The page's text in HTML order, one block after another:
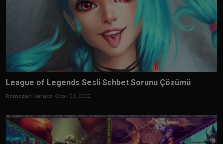
League of Legends Sesli Sohbet Sorunu Çözümü
Ramazan Karaca Ocak 21, 2022